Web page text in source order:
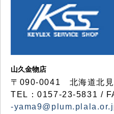
山久金物店
〒090-0041 北海道北見
TEL：0157-23-5831 /
-